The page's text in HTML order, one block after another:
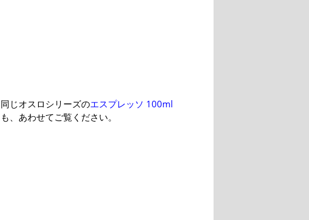
同じオスロシリーズのエスプレッソ 100ml
も、あわせてご覧ください。